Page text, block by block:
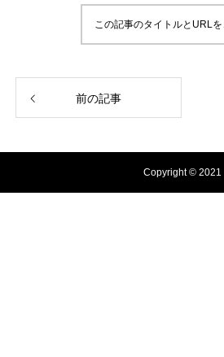
この記事のタイトルとURL
前の記事
Copyright © 2021